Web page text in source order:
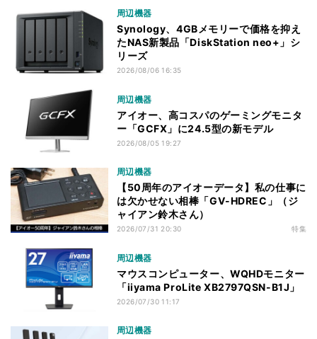
周辺機器
Synology、4GBメモリーで価格を抑え
たNAS新製品「DiskStation neo+」シ
リーズ
2026/08/06 16:35
周辺機器
アイオー、高コスパのゲーミングモニタ
ー「GCFX」に24.5型の新モデル
2026/08/05 19:27
周辺機器
【50周年のアイオーデータ】私の仕事に
は欠かせない相棒「GV-HDREC」（ジ
ャイアン鈴木さん）
2026/07/31 20:30 特集
周辺機器
マウスコンピューター、WQHDモニター
「iiyama ProLite XB2797QSN-B1J」
2026/07/30 11:17
周辺機器